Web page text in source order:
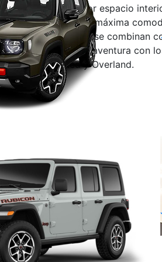
aventuras, con mayor espacio
para proporcionar la máxima
tecnología premium, se combinan
desarrollado para la aventura con
versiones: Limited y Overland.